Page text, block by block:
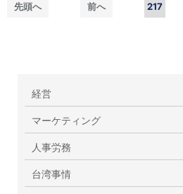
先頭へ 前へ 217
経営
マーケティング
人事労務
台湾事情